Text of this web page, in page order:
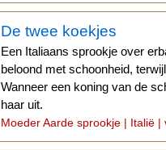
De twee koekjes
Een Italiaans sprookje over
beloond met schoonheid,
Wanneer een koning van de
haar uit.
Moeder Aarde sprookje | Italië |